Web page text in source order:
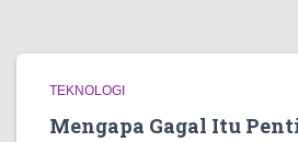
TEKNOLOGI
Mengapa Gagal Itu